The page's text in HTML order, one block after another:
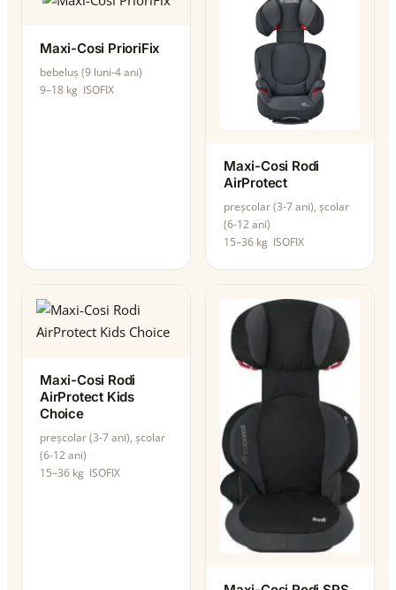
Maxi-Cosi PrioriFix
bebeluș (9 luni-4 ani)
9–18 kg ISOFIX
Maxi-Cosi Rodi
AirProtect
preșcolar (3-7 ani), școlar
(6-12 ani)
15–36 kg ISOFIX
Maxi-Cosi Rodi
AirProtect Kids
Choice
preșcolar (3-7 ani), școlar
(6-12 ani)
15–36 kg ISOFIX